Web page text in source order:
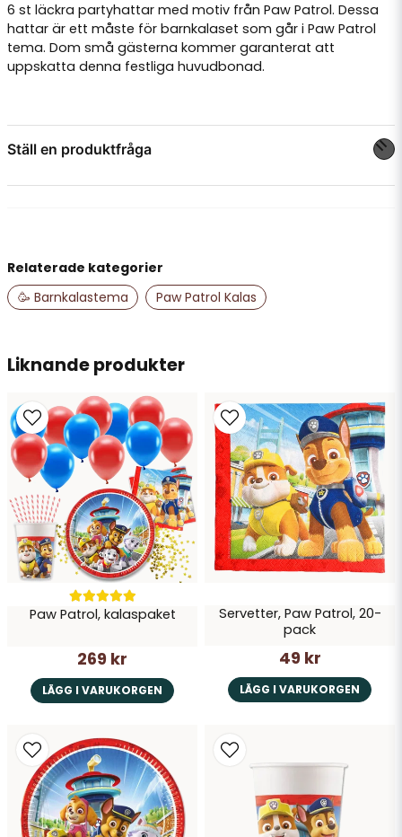
6 st läckra partyhattar med motiv från Paw Patrol. Dessa
hattar är ett måste för barnkalaset som går i Paw Patrol
tema. Dom små gästerna kommer garanterat att
uppskatta denna festliga huvudbonad.
Ställ en produktfråga
name
Namn
email
Mejladress
Ja, ni får publicera min fråga
Skicka fråga
Liknande produkter
Paw Patrol, kalaspaket
269 kr
LÄGG I VARUKORGEN
Servetter, Paw Patrol, 20-
pack
49 kr
LÄGG I VARUKORGEN
Relaterade kategorier
🥳 Barnkalastema
Paw Patrol Kalas